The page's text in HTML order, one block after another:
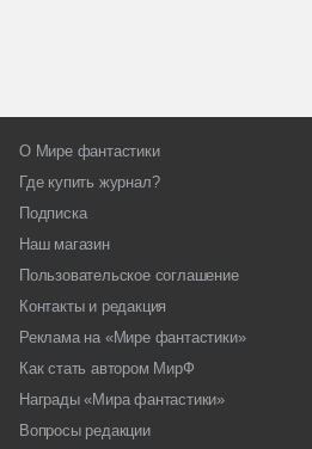
О Мире фантастики
Где купить журнал?
Подписка
Наш магазин
Пользовательское соглашение
Контакты и редакция
Реклама на «Мире фантастики»
Как стать автором МирФ
Награды «Мира фантастики»
Вопросы редакции